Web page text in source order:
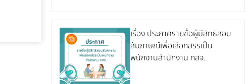
เรื่อง ประกาศรายชื่อผู้มีสิทธิสอบ
สัมภาษณ์เพื่อเลือกสรรเป็น
พนักงานสำนักงาน กสจ.